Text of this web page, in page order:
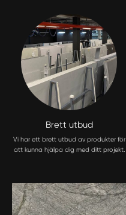
Brett utbud
Vi har ett brett utbud av produkter för
att kunna hjälpa dig med ditt projekt.